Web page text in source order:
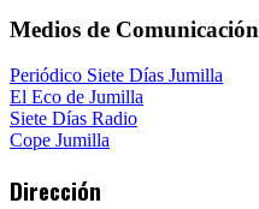
Medios de Comunicación
Periódico Siete Días Jumilla
El Eco de Jumilla
Siete Días Radio
Cope Jumilla
Dirección